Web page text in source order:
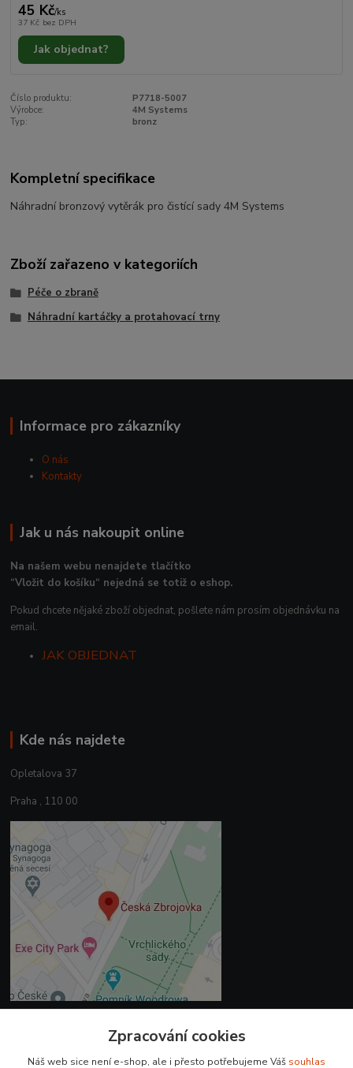
45 Kč/ks
37 Kč bez DPH
Jak objednat?
Číslo produktu:
P7718-5007
Výrobce:
4M Systems
Typ:
bronz
Kompletní specifikace
Náhradní bronzový vytěrák pro čistící sady 4M Systems
Zboží zařazeno v kategoriích
Péče o zbraně
Náhradní kartáčky a protahovací trny
Informace pro zákazníky
O nás
Kontakty
Jak u nás nakoupit online
Na našem webu nenajdete tlačítko
“Vložit do košíku“ nejedná se totiž o eshop.
Pokud chcete nějaké zboží objednat, pošlete nám prosím objednávku na
email.
JAK OBJEDNAT
Kde nás najdete
Opletalova 37
Praha , 110 00
Zpracování cookies
Náš web sice není e-shop, ale i přesto potřebujeme Váš souhlas